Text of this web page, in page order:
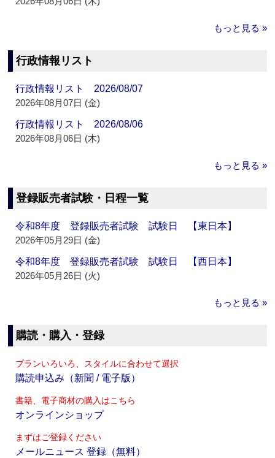
もっと見る »
行政情報リスト
行政情報リスト 2026/08/07
2026年08月07日 (金)
行政情報リスト 2026/08/06
2026年08月06日 (木)
もっと見る »
登録販売者試験・日程一覧
令和8年度 登録販売者試験 試験日 【東日本】
2026年05月29日 (金)
令和8年度 登録販売者試験 試験日 【西日本】
2026年05月26日 (火)
もっと見る »
購読・購入・登録
プランいろいろ、スタイルに合わせて選択
購読申込み（新聞 / 電子版）
書籍、電子商材の購入はこちら
オンラインショップ
まずはご登録ください
メールニュース 登録（無料）